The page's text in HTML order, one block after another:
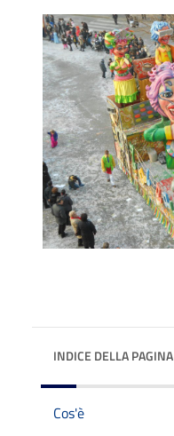
INDICE DELLA PAGINA
Cos'è